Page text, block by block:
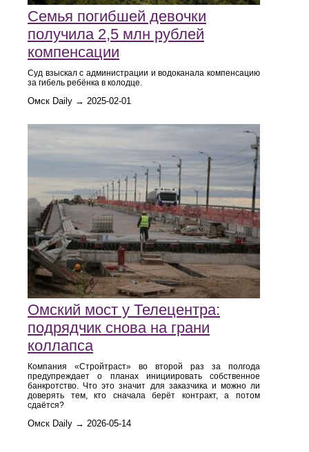
Семья погибшей девочки
получила 2,5 млн рублей
компенсации
Суд взыскал с администрации и водоканала компенсацию
за гибель ребёнка в колодце.
Омск Daily → 2025-02-01
Омский мост у Телецентра:
подрядчик снова на грани
коллапса
Компания «Стройтраст» во второй раз за полгода
предупреждает о планах инициировать собственное
банкротство. Что это значит для заказчика и можно ли
доверять тем, кто сначала берёт контракт, а потом
сдаётся?
Омск Daily → 2026-05-14